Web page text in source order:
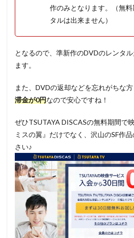
作のみとなります。（無
タルは出来ません）
となるので、準新作のDVDのレンタ
ます。
また、DVDの返却などを忘れがちな方
滞金が0円なので安心ですね！
ぜひTSUTAYA DISCASの無料期間で
ミスの翼』だけでなく、沢山のSF作
さい♪